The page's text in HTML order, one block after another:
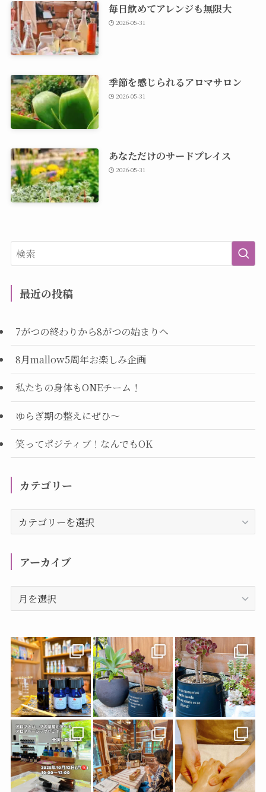
毎日飲めてアレンジも無限大
2026-05-31
季節を感じられるアロマサロン
2026-05-31
あなただけのサードプレイス
2026-05-31
最近の投稿
7がつの終わりから8がつの始まりへ
8月mallow5周年お楽しみ企画
私たちの身体もONEチーム！
ゆらぎ期の整えにぜひ～
笑ってポジティブ！なんでもOK
カテゴリー
テ
アーカイブ
ー
イ
ブ